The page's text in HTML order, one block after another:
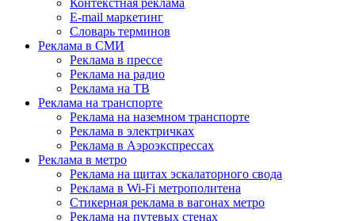
Контекстная реклама
E-mail маркетинг
Словарь терминов
Реклама в СМИ
Реклама в прессе
Реклама на радио
Реклама на ТВ
Реклама на транспорте
Реклама на наземном транспорте
Реклама в электричках
Реклама в Аэроэкспрессах
Реклама в метро
Реклама на щитах эскалаторного свода
Реклама в Wi-Fi метрополитена
Стикерная реклама в вагонах метро
Реклама на путевых стенах